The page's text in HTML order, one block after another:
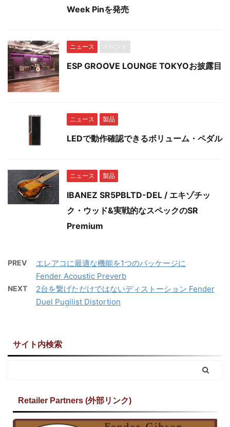
Week Pinを発売
ニュース イベント
ESP GROOVE LOUNGE TOKYOお披露目
ニュース 製品
LEDで動作確認できるボリューム・ペダル
ニュース 製品
IBANEZ SR5PBLTD-DEL / エキゾチッ
ク・ウッド&実戦的なスペックのSR
Premium
PREV
エレアコに最適な機能を1つのパッケージに
Fender Acoustic Preverb
NEXT
2台を繋げただけではないディストーション Fender
Duel Pugilist Distortion
サイト内検索
Retailer Partners (外部リンク)